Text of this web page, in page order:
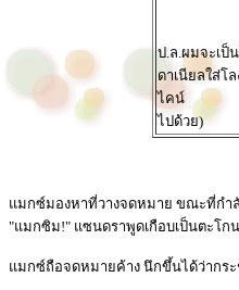
ป.ล.ผมจะเป็
ดาเนียลใส่โ
ไคน์
ไปด้วย)
แมกซ์มองหาที่วางจดหมาย ขณะที่กำลั
"แมกซิม!" แซนดราพูดเกือบเป็นตะโ
แมกซ์ถือจดหมายค้าง นึกขึ้นได้ว่ากร